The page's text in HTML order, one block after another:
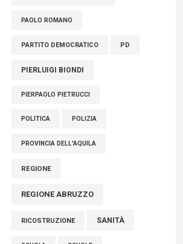
PAOLO ROMANO
PARTITO DEMOCRATICO PD
PIERLUIGI BIONDI
PIERPAOLO PIETRUCCI
POLITICA POLIZIA
PROVINCIA DELL'AQUILA
REGIONE
REGIONE ABRUZZO
RICOSTRUZIONE SANITÀ